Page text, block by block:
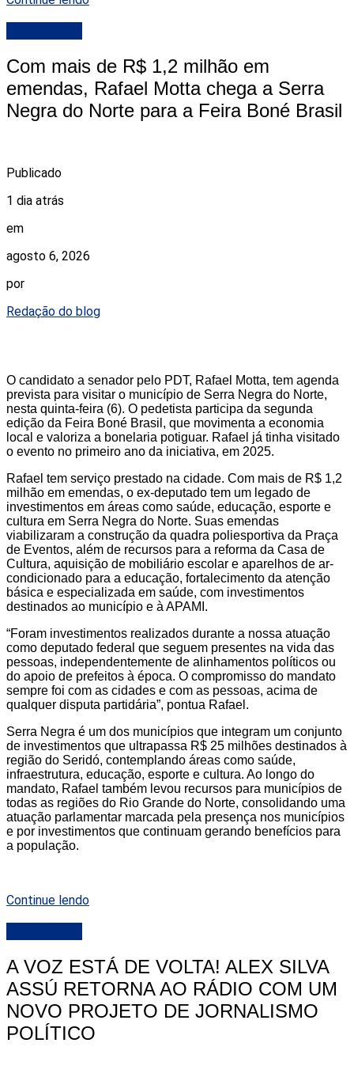
Com mais de R$ 1,2 milhão em
emendas, Rafael Motta chega a Serra
Negra do Norte para a Feira Boné Brasil
Publicado
1 dia atrás
em
agosto 6, 2026
por
Redação do blog
O candidato a senador pelo PDT, Rafael Motta, tem agenda
prevista para visitar o município de Serra Negra do Norte,
nesta quinta-feira (6). O pedetista participa da segunda
edição da Feira Boné Brasil, que movimenta a economia
local e valoriza a bonelaria potiguar. Rafael já tinha visitado
o evento no primeiro ano da iniciativa, em 2025.
Rafael tem serviço prestado na cidade. Com mais de R$ 1,2
milhão em emendas, o ex-deputado tem um legado de
investimentos em áreas como saúde, educação, esporte e
cultura em Serra Negra do Norte. Suas emendas
viabilizaram a construção da quadra poliesportiva da Praça
de Eventos, além de recursos para a reforma da Casa de
Cultura, aquisição de mobiliário escolar e aparelhos de ar-
condicionado para a educação, fortalecimento da atenção
básica e especializada em saúde, com investimentos
destinados ao município e à APAMI.
“Foram investimentos realizados durante a nossa atuação
como deputado federal que seguem presentes na vida das
pessoas, independentemente de alinhamentos políticos ou
do apoio de prefeitos à época. O compromisso do mandato
sempre foi com as cidades e com as pessoas, acima de
qualquer disputa partidária”, pontua Rafael.
Serra Negra é um dos municípios que integram um conjunto
de investimentos que ultrapassa R$ 25 milhões destinados à
região do Seridó, contemplando áreas como saúde,
infraestrutura, educação, esporte e cultura. Ao longo do
mandato, Rafael também levou recursos para municípios de
todas as regiões do Rio Grande do Norte, consolidando uma
atuação parlamentar marcada pela presença nos municípios
e por investimentos que continuam gerando benefícios para
a população.
Continue lendo
A VOZ ESTÁ DE VOLTA! ALEX SILVA
ASSÚ RETORNA AO RÁDIO COM UM
NOVO PROJETO DE JORNALISMO
POLÍTICO